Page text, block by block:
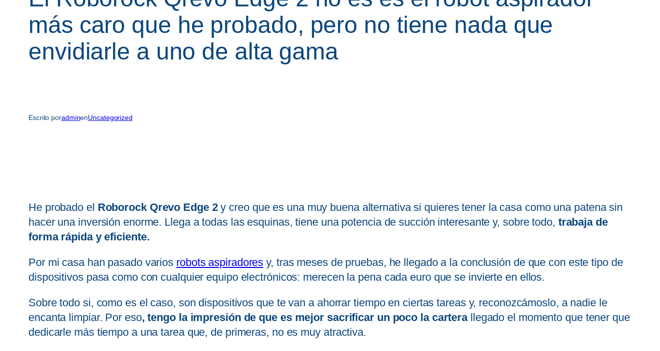
más caro que he probado, pero no tiene nada que
envidiarle a uno de alta gama
Escrito poradminenUncategorized
He probado el Roborock Qrevo Edge 2y creo que es una muy buena alternativa si quieres tener la casa como una patena sin
hacer una inversión enorme. Llega a todas las esquinas, tiene una potencia de succión interesante y, sobre todo, trabaja de
forma rápida y eficiente.
Por mi casa han pasado varios robots aspiradores y, tras meses de pruebas, he llegado a la conclusión de que con este tipo de
dispositivos pasa como con cualquier equipo electrónicos: merecen la pena cada euro que se invierte en ellos.
Sobre todo si, como es el caso, son dispositivos que te van a ahorrar tiempo en ciertas tareas y, reconozcámoslo, a nadie le
encanta limpiar. Por eso, tengo la impresión de que es mejor sacrificar un poco la cartera
llegado el momento que tener que
dedicarle más tiempo a una tarea que, de primeras, no es muy atractiva.